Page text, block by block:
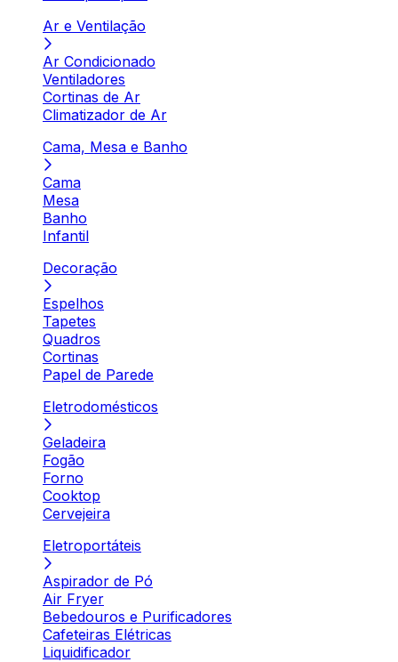
Ar e Ventilação
Ar Condicionado
Ventiladores
Cortinas de Ar
Climatizador de Ar
Cama, Mesa e Banho
Cama
Mesa
Banho
Infantil
Decoração
Espelhos
Tapetes
Quadros
Cortinas
Papel de Parede
Eletrodomésticos
Geladeira
Fogão
Forno
Cooktop
Cervejeira
Eletroportáteis
Aspirador de Pó
Air Fryer
Bebedouros e Purificadores
Cafeteiras Elétricas
Liquidificador